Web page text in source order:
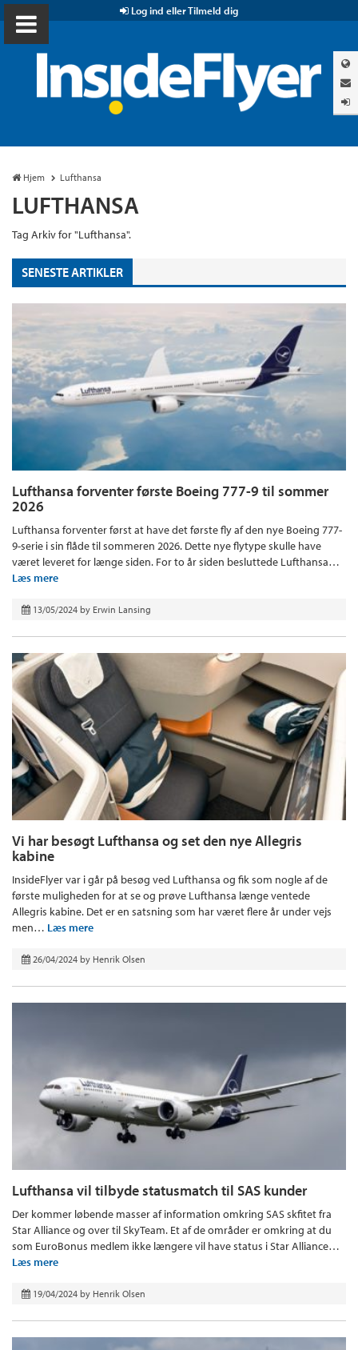
Log ind eller Tilmeld dig
Hjem Lufthansa
LUFTHANSA
Tag Arkiv for "Lufthansa".
SENESTE ARTIKLER
Lufthansa forventer første Boeing 777-9 til sommer
2026
Lufthansa forventer først at have det første fly af den nye Boeing 777-
9-serie i sin flåde til sommeren 2026. Dette nye flytype skulle have
været leveret for længe siden. For to år siden besluttede Lufthansa…
Læs mere
13/05/2024 by Erwin Lansing
Vi har besøgt Lufthansa og set den nye Allegris
kabine
InsideFlyer var i går på besøg ved Lufthansa og fik som nogle af de
første muligheden for at se og prøve Lufthansa længe ventede
Allegris kabine. Det er en satsning som har været flere år under vejs
men… Læs mere
26/04/2024 by Henrik Olsen
Lufthansa vil tilbyde statusmatch til SAS kunder
Der kommer løbende masser af information omkring SAS skfitet fra
Star Alliance og over til SkyTeam. Et af de områder er omkring at du
som EuroBonus medlem ikke længere vil have status i Star Alliance…
Læs mere
19/04/2024 by Henrik Olsen